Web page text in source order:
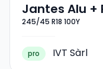
Jantes Alu +
Saisons 18
245/45 R18 100Y
pro IVT Sàrl